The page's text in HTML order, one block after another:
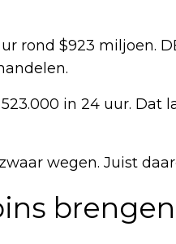
rond $923 miljoen.
in 24 uur. Dat
wegen. Juist